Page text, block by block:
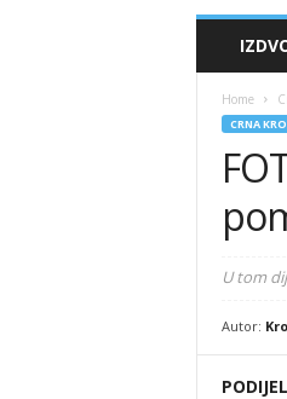
Home
CRNA
U tom
Autor: